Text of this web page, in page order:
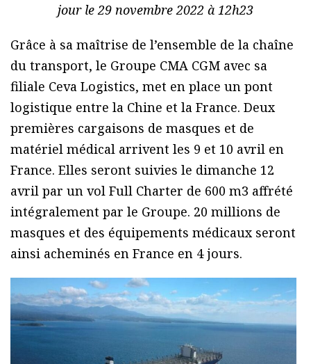
jour le 29 novembre 2022 à 12h23
Grâce à sa maîtrise de l’ensemble de la chaîne
du transport, le Groupe CMA CGM avec sa
filiale Ceva Logistics, met en place un pont
logistique entre la Chine et la France. Deux
premières cargaisons de masques et de
matériel médical arrivent les 9 et 10 avril en
France. Elles seront suivies le dimanche 12
avril par un vol Full Charter de 600 m3 affrété
intégralement par le Groupe. 20 millions de
masques et des équipements médicaux seront
ainsi acheminés en France en 4 jours.